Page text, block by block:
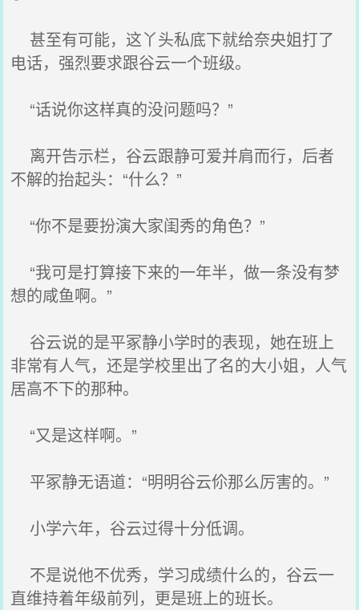
甚至有可能，这丫头私底下就给奈央姐打了
电话，强烈要求跟谷云一个班级。
“话说你这样真的没问题吗？”
离开告示栏，谷云跟静可爱并肩而行，后者
不解的抬起头：“什么？”
“你不是要扮演大家闺秀的角色？”
“我可是打算接下来的一年半，做一条没有梦
想的咸鱼啊。”
谷云说的是平冢静小学时的表现，她在班上
非常有人气，还是学校里出了名的大小姐，人气
居高不下的那种。
“又是这样啊。”
平冢静无语道：“明明谷云伱那么厉害的。”
小学六年，谷云过得十分低调。
不是说他不优秀，学习成绩什么的，谷云一
直维持着年级前列，更是班上的班长。